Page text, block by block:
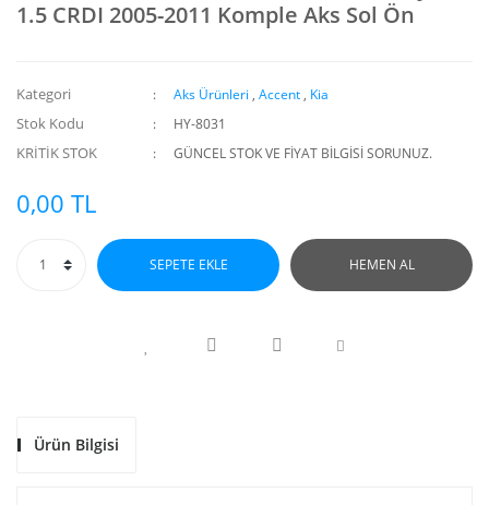
1.5 CRDI 2005-2011 Komple Aks Sol Ön
Kategori Aks Ürünleri ,Accent , Kia
Stok Kodu HY-8031
KRİTİK STOK GÜNCEL STOK VE FİYAT BİLGİSİ SORUNUZ.
0,00 TL
SEPETE EKLE HEMEN AL
Ürün Bilgisi